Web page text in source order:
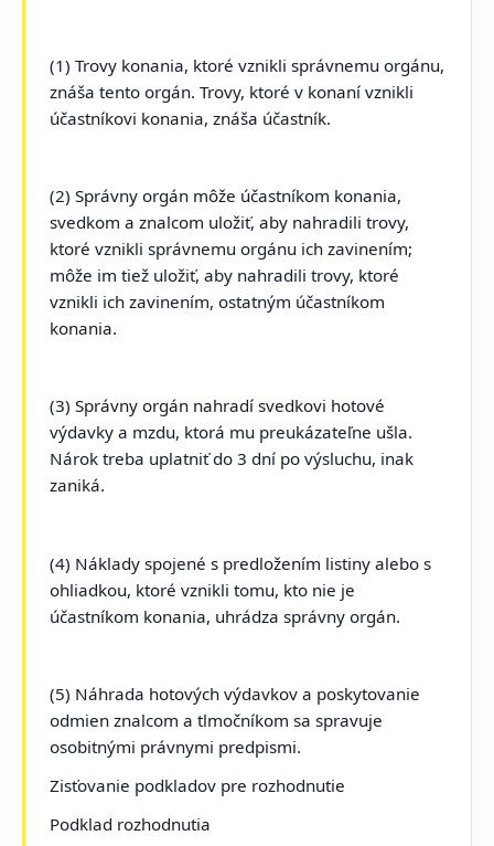
(1) Trovy konania, ktoré vznikli správnemu orgánu,
znáša tento orgán. Trovy, ktoré v konaní vznikli
účastníkovi konania, znáša účastník.
(2) Správny orgán môže účastníkom konania,
svedkom a znalcom uložiť, aby nahradili trovy,
ktoré vznikli správnemu orgánu ich zavinením;
môže im tiež uložiť, aby nahradili trovy, ktoré
vznikli ich zavinením, ostatným účastníkom
konania.
(3) Správny orgán nahradí svedkovi hotové
výdavky a mzdu, ktorá mu preukázateľne ušla.
Nárok treba uplatniť do 3 dní po výsluchu, inak
zaniká.
(4) Náklady spojené s predložením listiny alebo s
ohliadkou, ktoré vznikli tomu, kto nie je
účastníkom konania, uhrádza správny orgán.
(5) Náhrada hotových výdavkov a poskytovanie
odmien znalcom a tlmočníkom sa spravuje
osobitnými právnymi predpismi.
Zisťovanie podkladov pre rozhodnutie
Podklad rozhodnutia